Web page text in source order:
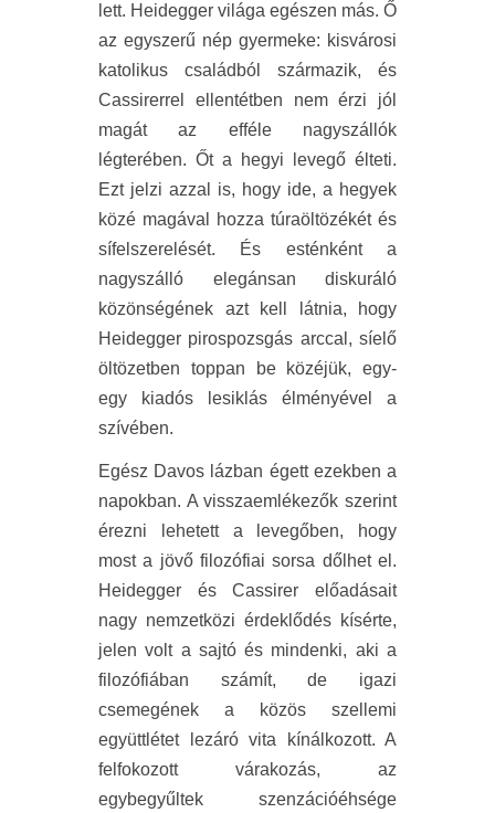
lett. Heidegger világa egészen más. Ő
az egyszerű nép gyermeke: kisvárosi
katolikus családból származik, és
Cassirerrel ellentétben nem érzi jól
magát az efféle nagyszállók
légterében. Őt a hegyi levegő élteti.
Ezt jelzi azzal is, hogy ide, a hegyek
közé magával hozza túraöltözékét és
sífelszerelését. És esténként a
nagyszálló elegánsan diskuráló
közönségének azt kell látnia, hogy
Heidegger pirospozsgás arccal, síelő
öltözetben toppan be közéjük, egy-
egy kiadós lesiklás élményével a
szívében.
Egész Davos lázban égett ezekben a
napokban. A visszaemlékezők szerint
érezni lehetett a levegőben, hogy
most a jövő filozófiai sorsa dőlhet el.
Heidegger és Cassirer előadásait
nagy nemzetközi érdeklődés kísérte,
jelen volt a sajtó és mindenki, aki a
filozófiában számít, de igazi
csemegének a közös szellemi
együttlétet lezáró vita kínálkozott. A
felfokozott várakozás, az
egybegyűltek szenzációéhsége